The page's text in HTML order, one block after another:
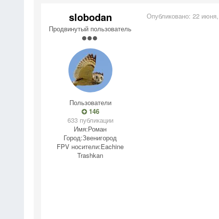
slobodan
Продвинутый пользователь
Пользователи
146
633 публикации
Имя:Роман
Город:Звенигород
FPV носители:Eachine
Trashkan
Опубликовано: 22